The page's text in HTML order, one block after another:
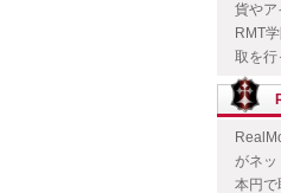
貨やア
RMT
取を行
がネッ
本円で